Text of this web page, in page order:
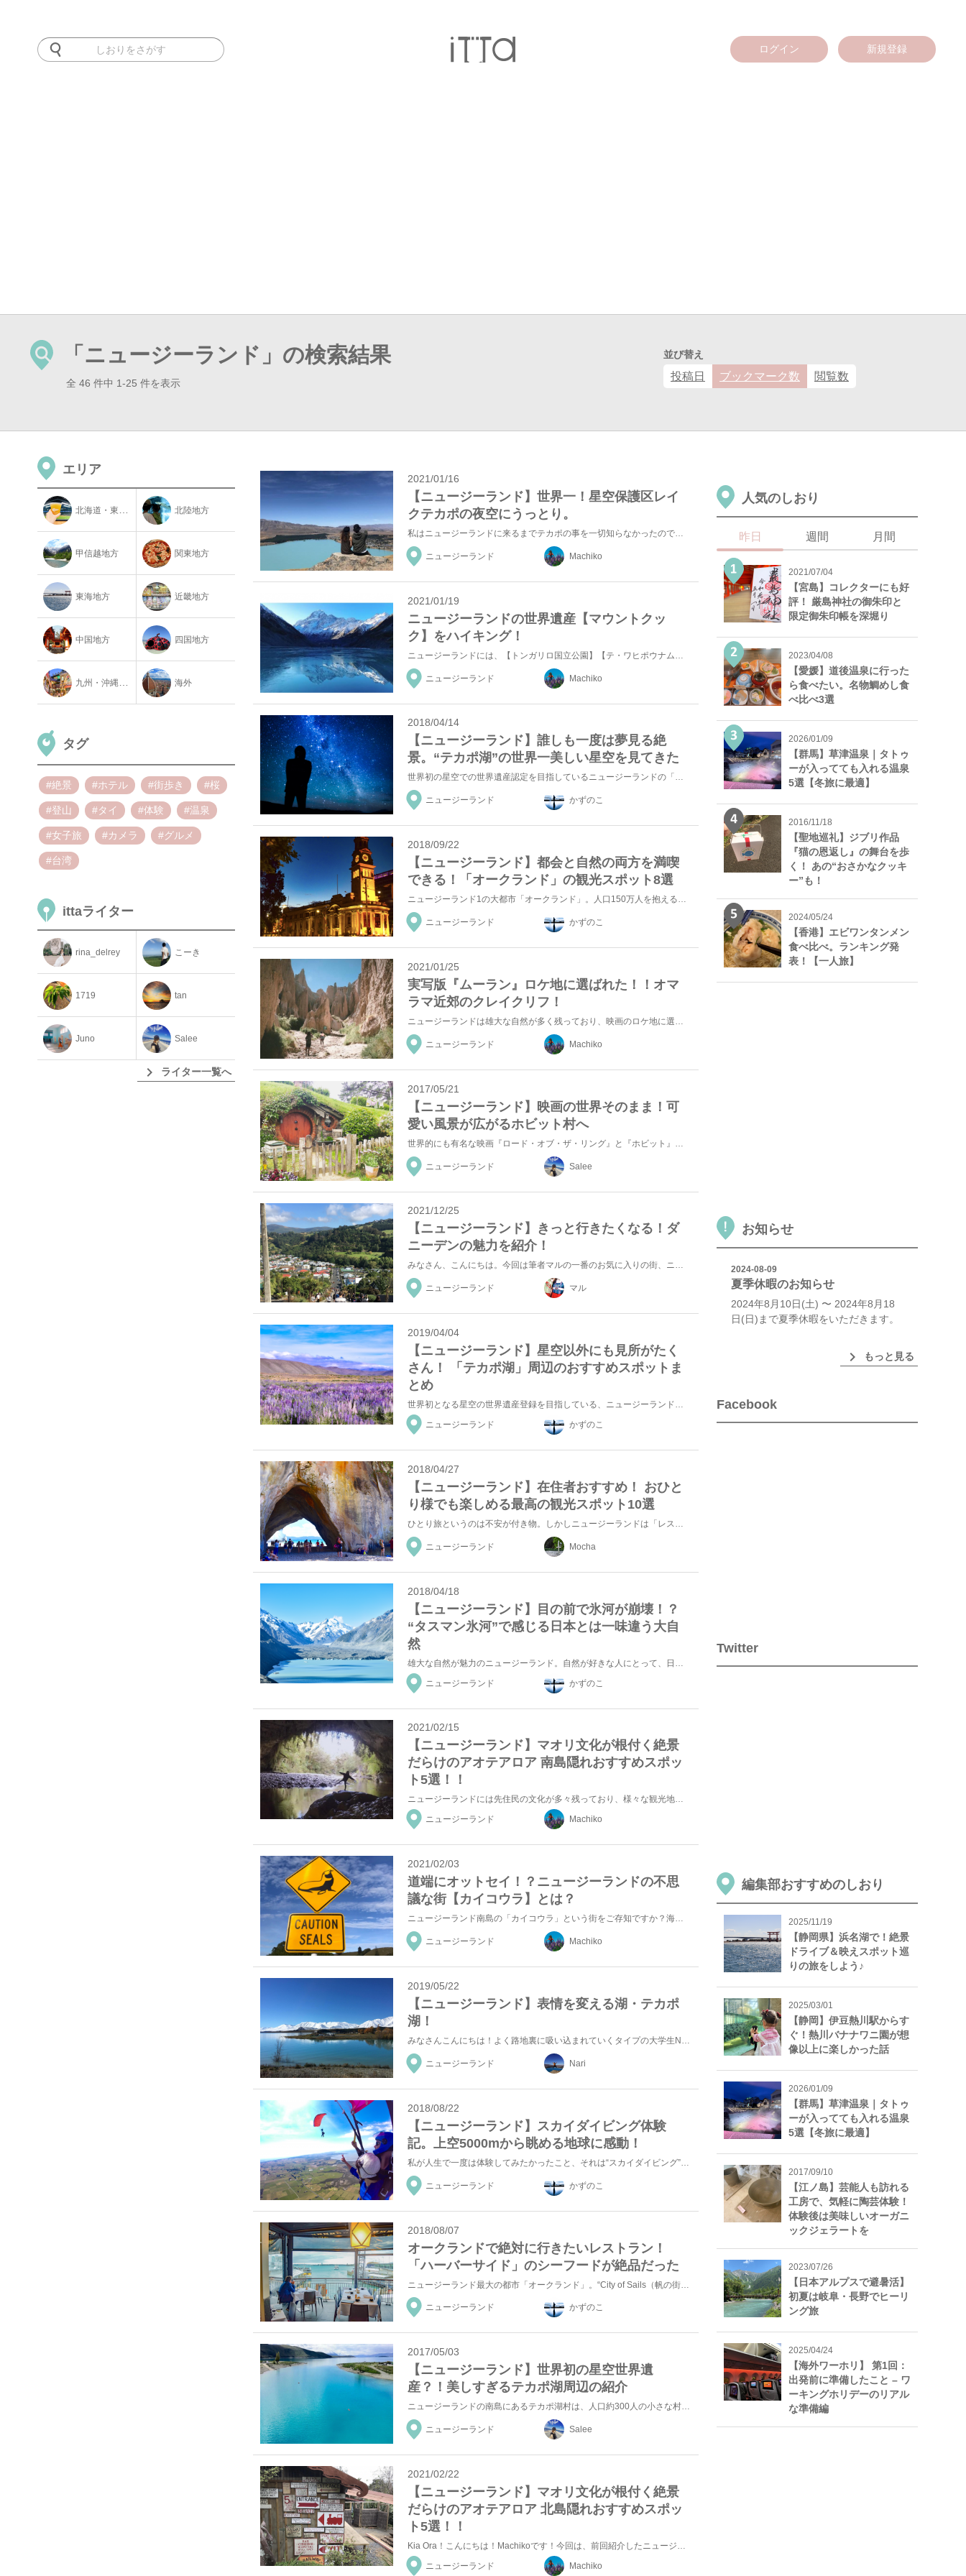
ログイン 新規登録
「ニュージーランド」の検索結果
全 46 件中 1-25 件を表示
並び替え
投稿日 ブックマーク数 閲覧数
エリア
北海道・東北地方 北陸地方
甲信越地方 関東地方
東海地方 近畿地方
中国地方 四国地方
九州・沖縄地方 海外
タグ
#絶景 #ホテル #街歩き #桜
#登山 #タイ #体験 #温泉
#女子旅 #カメラ #グルメ
#台湾
ittaライター
rina_delrey こーき
1719 tan
Juno Salee
chevron_right ライター一覧へ
2021/01/16
【ニュージーランド】世界一！星空保護区レイ
クテカポの夜空にうっとり。
私はニュージーランドに来るまでテカポの事を一切知らなかったのですが、ここを訪れて一目惚れしてしまい、...
ニュージーランド Machiko
2021/01/19
ニュージーランドの世界遺産【マウントクッ
ク】をハイキング！
ニュージーランド Machiko
2018/04/14
【ニュージーランド】誰しも一度は夢見る絶
景。“テカポ湖”の世界一美しい星空を見てきた
世界初の星空での世界遺産認定を目指しているニュージーランドの「テカポ湖」。テカポ湖の星空は、日本で見...
ニュージーランド かずのこ
2018/09/22
【ニュージーランド】都会と自然の両方を満喫
できる！「オークランド」の観光スポット8選
ニュージーランド1の大都市「オークランド」。人口150万人を抱える大都市ですが、世界的に有名な観光地...
ニュージーランド かずのこ
2021/01/25
実写版『ムーラン』ロケ地に選ばれた！！オマ
ラマ近郊のクレイクリフ！
ニュージーランドは雄大な自然が多く残っており、映画のロケ地に選ばれる事が多々あります。2020年に実...
ニュージーランド Machiko
2017/05/21
【ニュージーランド】映画の世界そのまま！可
愛い風景が広がるホビット村へ
ニュージーランド Salee
2021/12/25
【ニュージーランド】きっと行きたくなる！ダ
ニーデンの魅力を紹介！
みなさん、こんにちは。今回は筆者マルの一番のお気に入りの街、ニュージーランドの南島にあるダニーデンの...
ニュージーランド マル
2019/04/04
【ニュージーランド】星空以外にも見所がたく
さん！ 「テカポ湖」周辺のおすすめスポットま
とめ
世界初となる星空の世界遺産登録を目指している、ニュージーランドの「テカポ湖」。星空の美しさは折り紙つ...
ニュージーランド
かずのこ
2018/04/27
【ニュージーランド】在住者おすすめ！ おひと
り様でも楽しめる最高の観光スポット10選
ひとり旅というのは不安が付き物。しかしニュージーランドは「レストランやカフェなどの飲食店でカバンを置...
ニュージーランド Mocha
2018/04/18
【ニュージーランド】目の前で氷河が崩壊！？
“タスマン氷河”で感じる日本とは一味違う大自
然
ニュージーランド
かずのこ
2021/02/15
【ニュージーランド】マオリ文化が根付く絶景
だらけのアオテアロア 南島隠れおすすめスポッ
ト5選！！
ニュージーランドには先住民の文化が多々残っており、様々な観光地でもその文化がみられます。今回は、そん...
ニュージーランド
Machiko
2021/02/03
道端にオットセイ！？ニュージーランドの不思
議な街【カイコウラ】とは？
ニュージーランド南島の「カイコウラ」という街をご存知ですか？海洋生物がたくさん生息しており、ホエール...
ニュージーランド Machiko
2019/05/22
【ニュージーランド】表情を変える湖・テカポ
湖！
みなさんこんにちは！よく路地裏に吸い込まれていくタイプの大学生Nariです！今まで数カ国、数十都市を...
ニュージーランド Nari
2018/08/22
【ニュージーランド】スカイダイビング体験
記。上空5000mから眺める地球に感動！
ニュージーランド かずのこ
2018/08/07
オークランドで絶対に行きたいレストラン！
「ハーバーサイド」のシーフードが絶品だった
ニュージーランド かずのこ
2017/05/03
【ニュージーランド】世界初の星空世界遺
産？！美しすぎるテカポ湖周辺の紹介
ニュージーランドの南島にあるテカポ湖村は、人口約300人の小さな村です。町の北側ジョン山にはマウント...
ニュージーランド Salee
2021/02/22
【ニュージーランド】マオリ文化が根付く絶景
だらけのアオテアロア 北島隠れおすすめスポッ
ト5選！！
Kia Ora！こんにちは！Machikoです！今回は、前回紹介したニュージーランド南島の特集に引き...
ニュージーランド
Machiko
人気のしおり
昨日 週間 月間
2021/07/04
【宮島】コレクターにも好
評！ 厳島神社の御朱印と
限定御朱印帳を深堀り
2023/04/08
【愛媛】道後温泉に行った
ら食べたい。名物鯛めし食
べ比べ3選
2026/01/09
【群馬】草津温泉｜タトゥ
ーが入ってても入れる温泉
5選【冬旅に最適】
2016/11/18
【聖地巡礼】ジブリ作品
『猫の恩返し』の舞台を歩
く！ あの“おさかなクッキ
ー”も！
2024/05/24
【香港】エビワンタンメン
食べ比べ。ランキング発
表！【一人旅】
お知らせ
2024-08-09
夏季休暇のお知らせ
2024年8月10日(土) 〜 2024年8月18
日(日)まで夏季休暇をいただきます。
chevron_right もっと見る
Facebook
Twitter
編集部おすすめのしおり
2025/11/19
【静岡県】浜名湖で！絶景
ドライブ＆映えスポット巡
りの旅をしよう♪
2025/03/01
【静岡】伊豆熱川駅からす
ぐ！熱川バナナワニ園が想
像以上に楽しかった話
2026/01/09
【群馬】草津温泉｜タトゥ
ーが入ってても入れる温泉
5選【冬旅に最適】
2017/09/10
【江ノ島】芸能人も訪れる
工房で、気軽に陶芸体験！
体験後は美味しいオーガニ
ックジェラートを
2023/07/26
【日本アルプスで避暑活】
初夏は岐阜・長野でヒーリ
ング旅
2025/04/24
【海外ワーホリ】 第1回：
出発前に準備したこと – ワ
ーキングホリデーのリアル
な準備編